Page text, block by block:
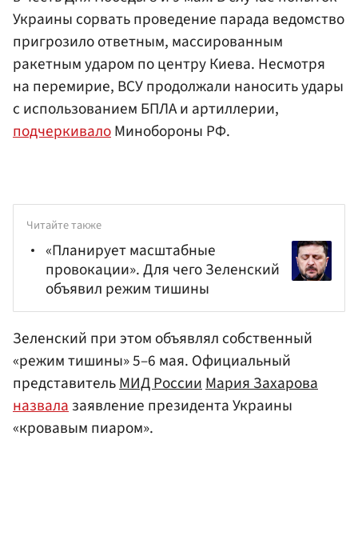
Украины сорвать проведение парада ведомство
пригрозило ответным, массированным
ракетным ударом по центру Киева. Несмотря
на перемирие, ВСУ продолжали наносить удары
с использованием БПЛА и артиллерии,
подчеркивалоМинобороны РФ.
Читайте также
«Планирует масштабные
провокации». Для чего Зеленский
объявил режим тишины
Зеленский при этом объявлял собственный
«режим тишины» 5–6 мая. Официальный
представительМИД РоссииМария Захарова
назвалазаявление президента Украины
«кровавым пиаром».